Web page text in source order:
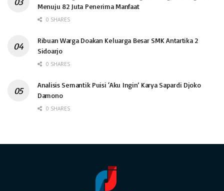
Menuju 82 Juta Penerima Manfaat
0 SHARES
Ribuan Warga Doakan Keluarga Besar SMK Antartika 2
Sidoarjo
0 SHARES
Analisis Semantik Puisi ‘Aku Ingin’ Karya Sapardi Djoko
Damono
0 SHARES